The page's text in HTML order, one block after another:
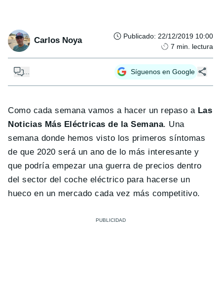
Carlos Noya Publicado: 22/12/2019 10:00
7 min. lectura
Síguenos en Google
Como cada semana vamos a hacer un repaso a Las
Noticias Más Eléctricas de la Semana. Una
semana donde hemos visto los primeros síntomas
de que 2020 será un ano de lo más interesante y
que podría empezar una guerra de precios dentro
del sector del coche eléctrico para hacerse un
hueco en un mercado cada vez más competitivo.